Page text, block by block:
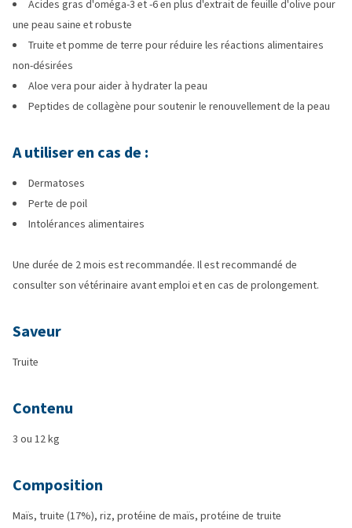
Acides gras d'oméga-3 et -6 en plus d'extrait de feuille d'olive pour
une peau saine et robuste
Truite et pomme de terre pour réduire les réactions alimentaires
non-désirées
Aloe vera pour aider à hydrater la peau
Peptides de collagène pour soutenir le renouvellement de la peau
A utiliser en cas de :
Dermatoses
Perte de poil
Intolérances alimentaires
Une durée de 2 mois est recommandée. Il est recommandé de
consulter son vétérinaire avant emploi et en cas de prolongement.
Saveur
Truite
Contenu
3 ou 12 kg
Composition
Maïs, truite (17%), riz, protéine de maïs, protéine de truite